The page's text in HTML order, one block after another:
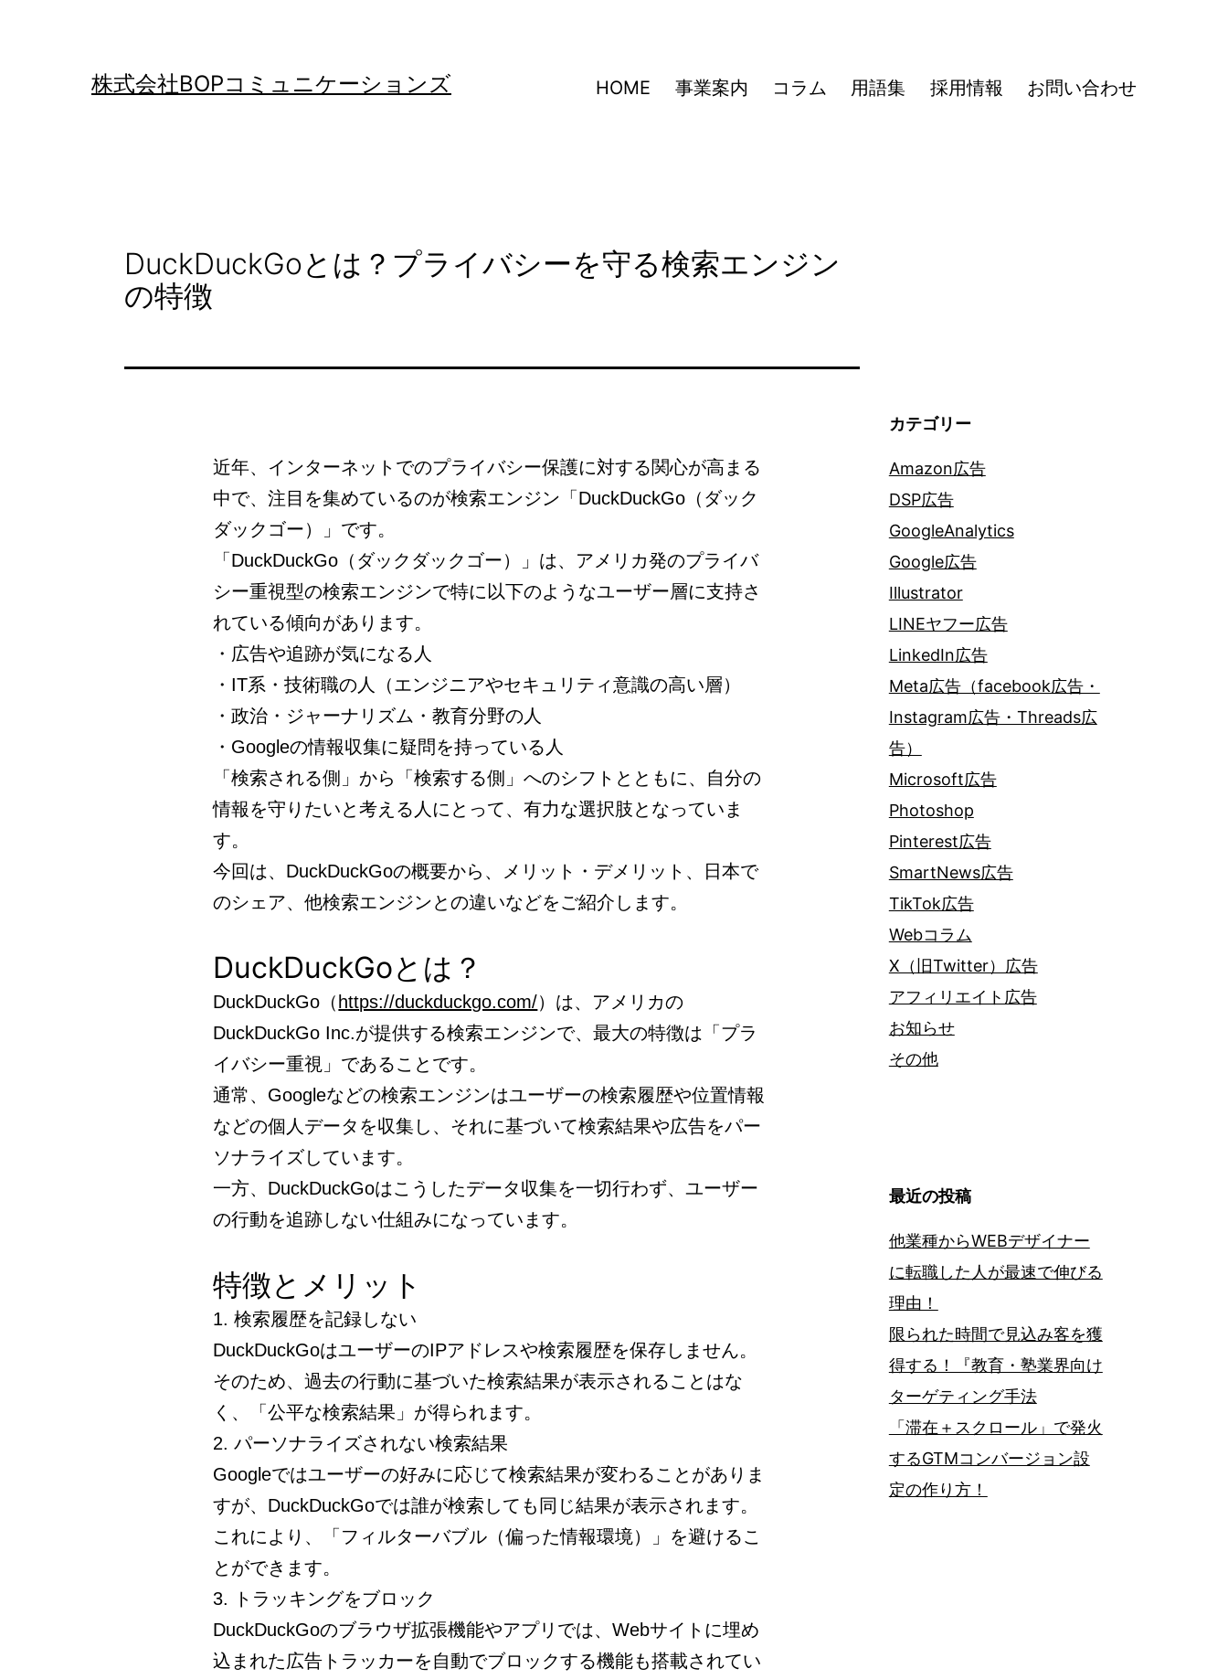
株式会社BOPコミュニケーションズ HOME 事業案内 コラム 用語集 採用情報 お問い合わせ
DuckDuckGoとは？プライバシーを守る検索エンジン
の特徴
近年、インターネットでのプライバシー保護に対する関心が高まる
中で、注目を集めているのが検索エンジン「DuckDuckGo（ダック
ダックゴー）」です。
「DuckDuckGo（ダックダックゴー）」は、アメリカ発のプライバ
シー重視型の検索エンジンで特に以下のようなユーザー層に支持さ
れている傾向があります。
・広告や追跡が気になる人
・IT系・技術職の人（エンジニアやセキュリティ意識の高い層）
・政治・ジャーナリズム・教育分野の人
・Googleの情報収集に疑問を持っている人
「検索される側」から「検索する側」へのシフトとともに、自分の
情報を守りたいと考える人にとって、有力な選択肢となっていま
す。
今回は、DuckDuckGoの概要から、メリット・デメリット、日本で
のシェア、他検索エンジンとの違いなどをご紹介します。
DuckDuckGoとは？
DuckDuckGo（ https://duckduckgo.com/）は、アメリカの
DuckDuckGo Inc.が提供する検索エンジンで、最大の特徴は「プラ
イバシー重視」であることです。
通常、Googleなどの検索エンジンはユーザーの検索履歴や位置情報
などの個人データを収集し、それに基づいて検索結果や広告をパー
ソナライズしています。
一方、DuckDuckGoはこうしたデータ収集を一切行わず、ユーザー
の行動を追跡しない仕組みになっています。
特徴とメリット
1. 検索履歴を記録しない
DuckDuckGoはユーザーのIPアドレスや検索履歴を保存しません。
そのため、過去の行動に基づいた検索結果が表示されることはな
く、「公平な検索結果」が得られます。
2. パーソナライズされない検索結果
Googleではユーザーの好みに応じて検索結果が変わることがありま
すが、DuckDuckGoでは誰が検索しても同じ結果が表示されます。
これにより、「フィルターバブル（偏った情報環境）」を避けるこ
とができます。
3. トラッキングをブロック
DuckDuckGoのブラウザ拡張機能やアプリでは、Webサイトに埋め
込まれた広告トラッカーを自動でブロックする機能も搭載されてい
カテゴリー
Amazon広告
DSP広告
GoogleAnalytics
Google広告
Illustrator
LINEヤフー広告
LinkedIn広告
Meta広告（facebook広告・
Instagram広告・Threads広
告）
Microsoft広告
Photoshop
Pinterest広告
SmartNews広告
TikTok広告
Webコラム
X（旧Twitter）広告
アフィリエイト広告
お知らせ
その他
最近の投稿
他業種からWEBデザイナー
に転職した人が最速で伸びる
理由！
限られた時間で見込み客を獲
得する！『教育・塾業界向け
ターゲティング手法
「滞在＋スクロール」で発火
するGTMコンバージョン設
定の作り方！